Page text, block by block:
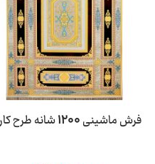
فرش ماشینی 1200 شانه طرح کارابو